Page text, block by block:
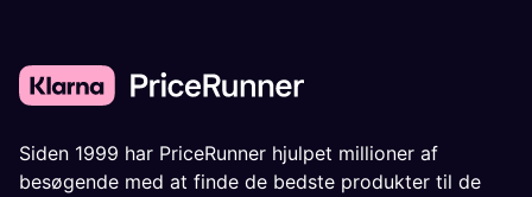
Siden 1999 har PriceRunner hjulpet millioner af
besøgende med at finde de bedste produkter til de